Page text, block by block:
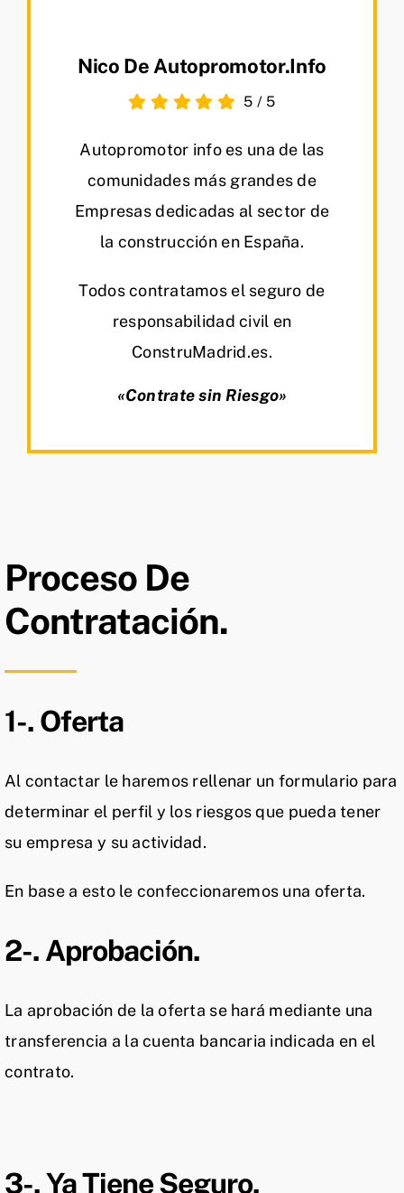
Nico De Autopromotor.info
5 / 5
Autopromotor info es una de las
comunidades más grandes de
Empresas dedicadas al sector de
la construcción en España.
Todos contratamos el seguro de
responsabilidad civil en
ConstruMadrid.es.
«Contrate sin Riesgo»
Proceso De
Contratación.
1-. Oferta
Al contactar le haremos rellenar un formulario para
determinar el perfil y los riesgos que pueda tener
su empresa y su actividad.
En base a esto le confeccionaremos una oferta.
2-. Aprobación.
La aprobación de la oferta se hará mediante una
transferencia a la cuenta bancaria indicada en el
contrato.
3-. Ya Tiene Seguro.